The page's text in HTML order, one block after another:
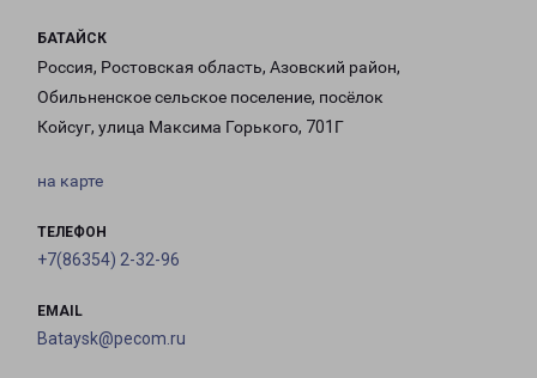
БАТАЙСК
Россия, Ростовская область, Азовский район,
Обильненское сельское поселение, посёлок
Койсуг, улица Максима Горького, 701Г
на карте
ТЕЛЕФОН
+7(86354) 2-32-96
EMAIL
Bataysk@pecom.ru